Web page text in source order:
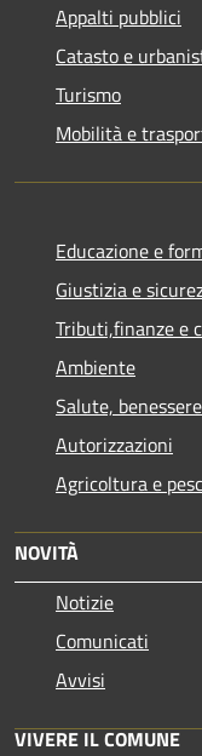
Appalti pubblici
Catasto e
Turismo
Mobilità e
Educazione e
Giustizia e
Tributi,finanze e
Ambiente
Salute,
Autorizzazioni
Agricoltura e
NOVITÀ
Notizie
Comunicati
Avvisi
VIVERE IL COMUNE